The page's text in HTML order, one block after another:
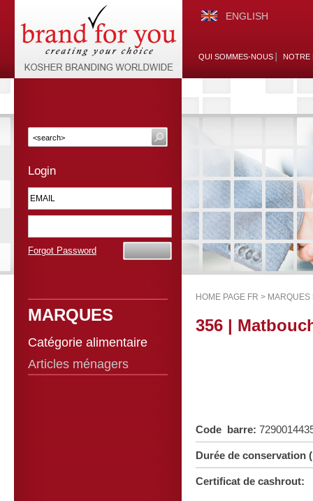
ENGLISH
QUI SOMMES-NOUS NOTRE
Login
Forgot Password
MARQUES
Catégorie alimentaire
Articles ménagers
HOME PAGE FR > MARQUES
356 |
Code barre:
Durée de conservation
Certificat de cashrout: